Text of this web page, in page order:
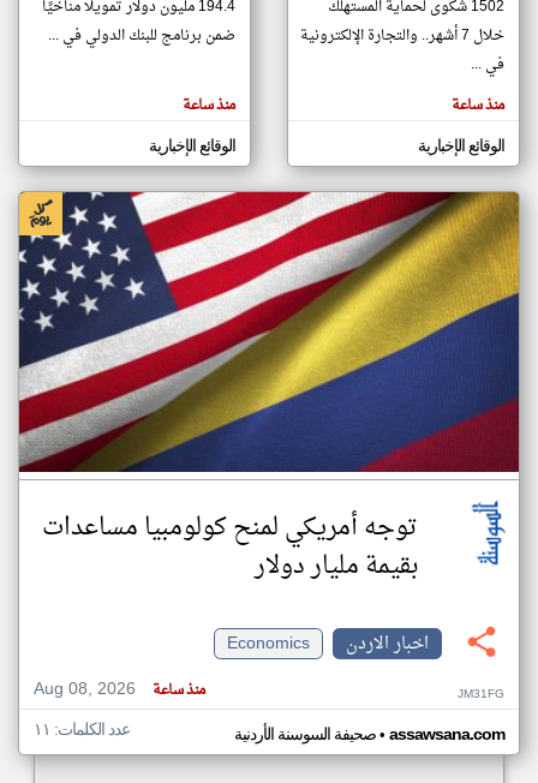
مصادر الأخبار من الاردن
اخبار الاردن على مدار الساعة
أهم اخبار الاردن العاجلة والمباشرة
المقالات
الموجوده
هنا عن
وجهة
كاتبيها.
1502 شكوى لحماية المستهلك
خلال 7 أشهر.. والتجارة الإلكترونية
في ...
منذ ساعة
الوقائع الإخبارية
194.4 مليون دولار تمويلًا مناخيًا
ضمن برنامج للبنك الدولي في ...
منذ ساعة
الوقائع الإخبارية
توجه أمريكي لمنح كولومبيا مساعدات
بقيمة مليار دولار
اخبار الاردن
Economics
Aug 08, 2026
منذ ساعة JM31FG
صحيفة السوسنة الأردنية• assawsana.com عدد الكلمات: ١١
klyoum.com